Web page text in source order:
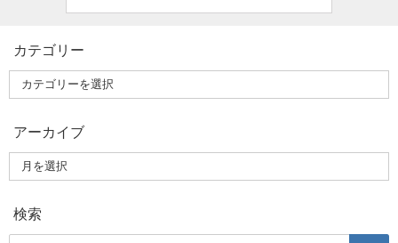
カテゴリー
アーカイブ
検索